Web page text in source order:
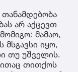
არ აქცევთ
მამაო,
იყო,
თუ უშველის.
თითქოს